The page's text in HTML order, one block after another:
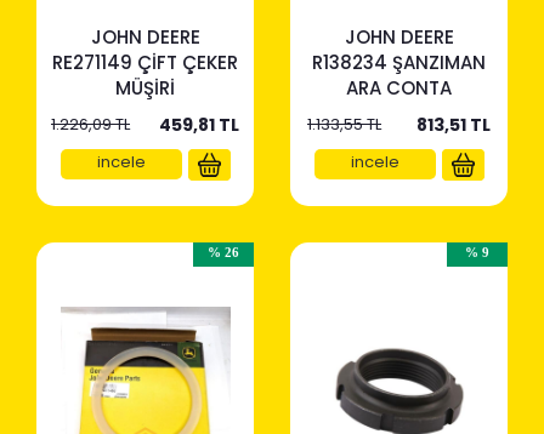
JOHN DEERE
RE271149 ÇİFT ÇEKER
MÜŞİRİ
1.226,09 TL 459,81 TL
incele
JOHN DEERE
R138234 ŞANZIMAN
ARA CONTA
1.133,55 TL 813,51 TL
incele
% 26 % 9